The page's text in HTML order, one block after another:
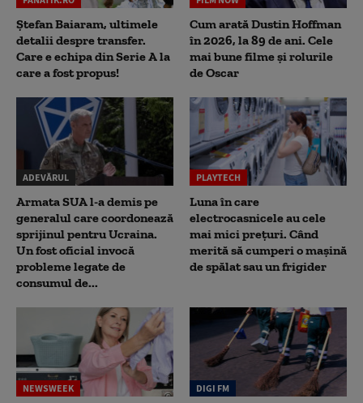
Ștefan Baiaram, ultimele
detalii despre transfer.
Care e echipa din Serie A la
care a fost propus!
Cum arată Dustin Hoffman
în 2026, la 89 de ani. Cele
mai bune filme și rolurile
de Oscar
ADEVĂRUL
Armata SUA l-a demis pe
generalul care coordonează
sprijinul pentru Ucraina.
Un fost oficial invocă
probleme legate de
consumul de...
PLAYTECH
Luna în care
electrocasnicele au cele
mai mici prețuri. Când
merită să cumperi o mașină
de spălat sau un frigider
NEWSWEEK DIGI FM